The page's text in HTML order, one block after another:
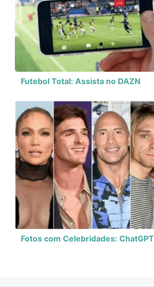
Futebol Total: Assista no DAZN
Fotos com Celebridades: ChatGPT